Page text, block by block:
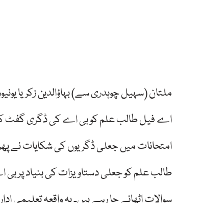
ملتان (سہیل چوہدری سے) بہاؤالدین زکریا
اے فیل طالب علم کو بی اے کی ڈگری گفٹ کر
امتحانات میں جعلی ڈگریوں کی شکایات نے
طالب علم کو جعلی دستاویزات کی بنیاد پر